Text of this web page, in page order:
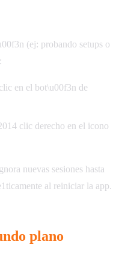
(ej: probando setups o
en el bot\u00f3n de
clic derecho en el icono
nuevas sesiones hasta
al reiniciar la app.
plano